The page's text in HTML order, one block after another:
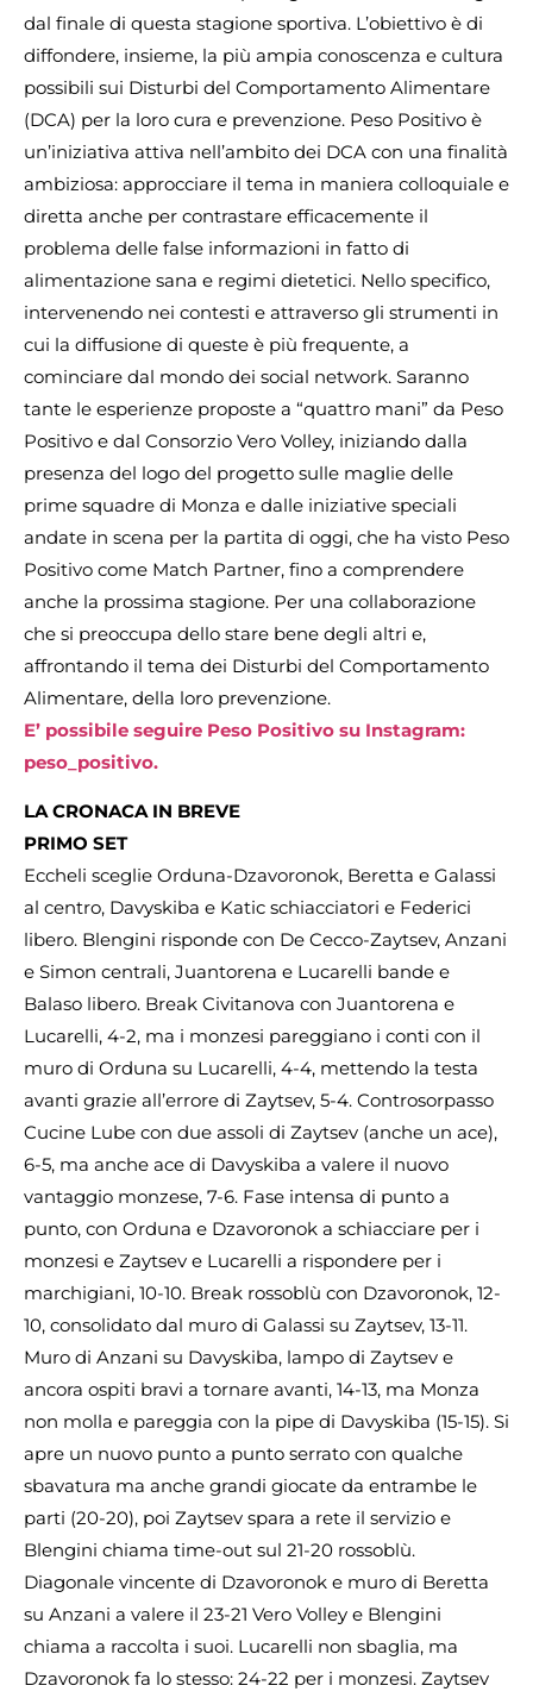
dal finale di questa stagione sportiva. L’obiettivo è di
diffondere, insieme, la più ampia conoscenza e cultura
possibili sui Disturbi del Comportamento Alimentare
(DCA) per la loro cura e prevenzione. Peso Positivo è
un’iniziativa attiva nell’ambito dei DCA con una finalità
ambiziosa: approcciare il tema in maniera colloquiale e
diretta anche per contrastare efficacemente il
problema delle false informazioni in fatto di
alimentazione sana e regimi dietetici. Nello specifico,
intervenendo nei contesti e attraverso gli strumenti in
cui la diffusione di queste è più frequente, a
cominciare dal mondo dei social network. Saranno
tante le esperienze proposte a “quattro mani” da Peso
Positivo e dal Consorzio Vero Volley, iniziando dalla
presenza del logo del progetto sulle maglie delle
prime squadre di Monza e dalle iniziative speciali
andate in scena per la partita di oggi, che ha visto Peso
Positivo come Match Partner, fino a comprendere
anche la prossima stagione. Per una collaborazione
che si preoccupa dello stare bene degli altri e,
affrontando il tema dei Disturbi del Comportamento
Alimentare, della loro prevenzione.
E’ possibile seguire Peso Positivo su Instagram:
peso_positivo.
LA CRONACA IN BREVE
PRIMO SET
Eccheli sceglie Orduna-Dzavoronok, Beretta e Galassi
al centro, Davyskiba e Katic schiacciatori e Federici
libero. Blengini risponde con De Cecco-Zaytsev, Anzani
e Simon centrali, Juantorena e Lucarelli bande e
Balaso libero. Break Civitanova con Juantorena e
Lucarelli, 4-2, ma i monzesi pareggiano i conti con il
muro di Orduna su Lucarelli, 4-4, mettendo la testa
avanti grazie all’errore di Zaytsev, 5-4. Controsorpasso
Cucine Lube con due assoli di Zaytsev (anche un ace),
6-5, ma anche ace di Davyskiba a valere il nuovo
vantaggio monzese, 7-6. Fase intensa di punto a
punto, con Orduna e Dzavoronok a schiacciare per i
monzesi e Zaytsev e Lucarelli a rispondere per i
marchigiani, 10-10. Break rossoblù con Dzavoronok, 12-
10, consolidato dal muro di Galassi su Zaytsev, 13-11.
Muro di Anzani su Davyskiba, lampo di Zaytsev e
ancora ospiti bravi a tornare avanti, 14-13, ma Monza
non molla e pareggia con la pipe di Davyskiba (15-15). Si
apre un nuovo punto a punto serrato con qualche
sbavatura ma anche grandi giocate da entrambe le
parti (20-20), poi Zaytsev spara a rete il servizio e
Blengini chiama time-out sul 21-20 rossoblù.
Diagonale vincente di Dzavoronok e muro di Beretta
su Anzani a valere il 23-21 Vero Volley e Blengini
chiama a raccolta i suoi. Lucarelli non sbaglia, ma
Dzavoronok fa lo stesso: 24-22 per i monzesi. Zaytsev